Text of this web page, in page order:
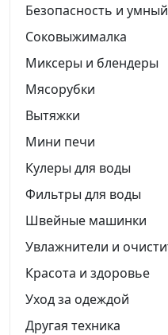
Безопасность и
Соковыжималка
Миксеры и блендеры
Мясорубки
Вытяжки
Мини печи
Кулеры для воды
Фильтры для воды
Швейные машинки
Увлажнители и
Красота и здоровье
Уход за одеждой
Другая техника